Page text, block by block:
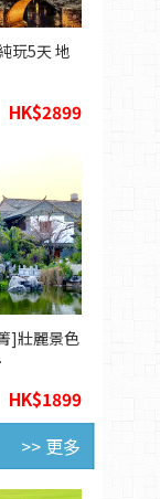
玩5天 地
HK$2899
]壯麗景色
HK$1899
>> 更多